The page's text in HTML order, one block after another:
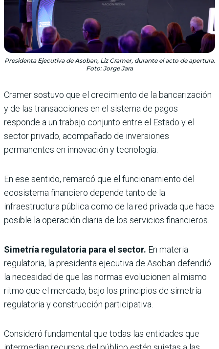
Presidenta Ejecutiva de Asoban, Liz Cramer, durante el acto de apertura.
Foto: Jorge Jara
Cramer sostuvo que el crecimiento de la bancarización
y de las transacciones en el sistema de pagos
responde a un trabajo conjunto entre el Estado y el
sector privado, acompañado de inversiones
permanentes en innovación y tecnología.
En ese sentido, remarcó que el funcionamiento del
ecosistema financiero depende tanto de la
infraestructura pública como de la red privada que hace
posible la operación diaria de los servicios financieros.
Simetría regulatoria para el sector. En materia
regulatoria, la presidenta ejecutiva de Asoban defendió
la necesidad de que las normas evolucionen al mismo
ritmo que el mercado, bajo los principios de simetría
regulatoria y construcción participativa.
Consideró fundamental que todas las entidades que